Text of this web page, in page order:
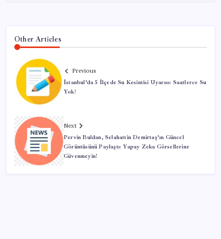
Other Articles
Previous
İstanbul’da 5 İlçede Su Kesintisi Uyarısı: Saatlerce Su
Yok!
Next
Pervin Buldan, Selahattin Demirtaş’ın Güncel
Görüntüsünü Paylaştı: Yapay Zeka Görsellerine
Güvenmeyin!